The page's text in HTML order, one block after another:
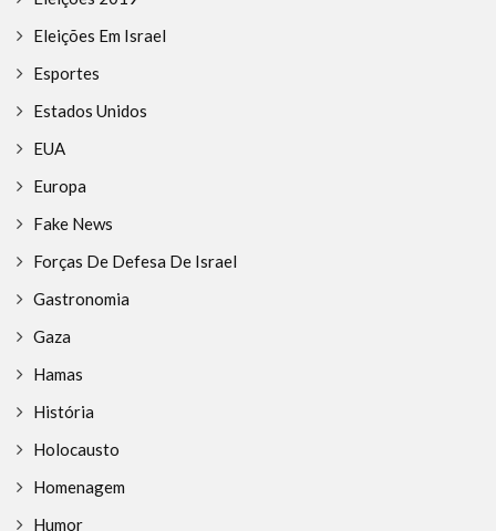
Eleições Em Israel
Esportes
Estados Unidos
EUA
Europa
Fake News
Forças De Defesa De Israel
Gastronomia
Gaza
Hamas
História
Holocausto
Homenagem
Humor